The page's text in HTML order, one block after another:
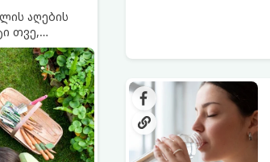
აღების
თვე,
წლის
რომ
გაკეთება